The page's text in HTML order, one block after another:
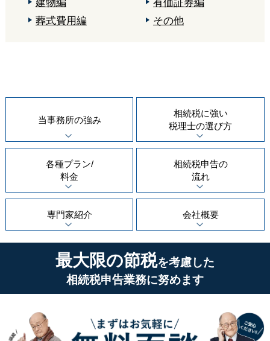
建物編
有価証券編
葬式費用編
その他
当事務所の強み
相続税に強い
税理士の選び方
各種プラン/
料金
相続税申告の
流れ
専門家紹介 会社概要
最大限の節税を考慮した
相続税申告業務に努めます